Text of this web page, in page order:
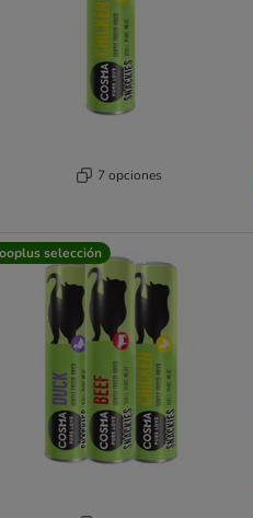
7 opciones
selección